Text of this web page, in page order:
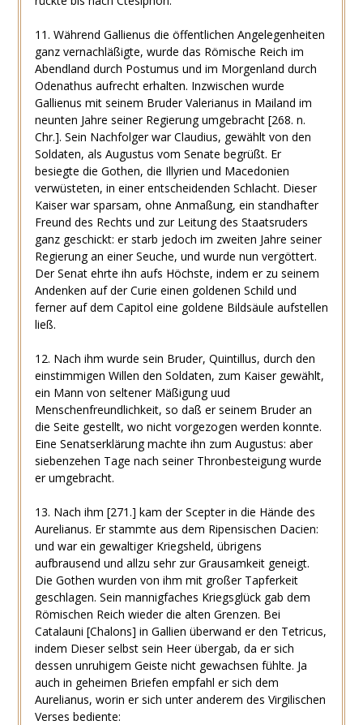
11. Während Gallienus die öffentlichen Angelegenheiten
ganz vernachläßigte, wurde das Römische Reich im
Abendland durch Postumus und im Morgenland durch
Odenathus aufrecht erhalten. Inzwischen wurde
Gallienus mit seinem Bruder Valerianus in Mailand im
neunten Jahre seiner Regierung umgebracht [268. n.
Chr.]. Sein Nachfolger war Claudius, gewählt von den
Soldaten, als Augustus vom Senate begrüßt. Er
besiegte die Gothen, die Illyrien und Macedonien
verwüsteten, in einer entscheidenden Schlacht. Dieser
Kaiser war sparsam, ohne Anmaßung, ein standhafter
Freund des Rechts und zur Leitung des Staatsruders
ganz geschickt: er starb jedoch im zweiten Jahre seiner
Regierung an einer Seuche, und wurde nun vergöttert.
Der Senat ehrte ihn aufs Höchste, indem er zu seinem
Andenken auf der Curie einen goldenen Schild und
ferner auf dem Capitol eine goldene Bildsäule aufstellen
ließ.
12. Nach ihm wurde sein Bruder, Quintillus, durch den
einstimmigen Willen den Soldaten, zum Kaiser gewählt,
ein Mann von seltener Mäßigung uud
Menschenfreundlichkeit, so daß er seinem Bruder an
die Seite gestellt, wo nicht vorgezogen werden konnte.
Eine Senatserklärung machte ihn zum Augustus: aber
siebenzehen Tage nach seiner Thronbesteigung wurde
er umgebracht.
13. Nach ihm [271.] kam der Scepter in die Hände des
Aurelianus. Er stammte aus dem Ripensischen Dacien:
und war ein gewaltiger Kriegsheld, übrigens
aufbrausend und allzu sehr zur Grausamkeit geneigt.
Die Gothen wurden von ihm mit großer Tapferkeit
geschlagen. Sein mannigfaches Kriegsglück gab dem
Römischen Reich wieder die alten Grenzen. Bei
Catalauni [Chalons] in Gallien überwand er den Tetricus,
indem Dieser selbst sein Heer übergab, da er sich
dessen unruhigem Geiste nicht gewachsen fühlte. Ja
auch in geheimen Briefen empfahl er sich dem
Aurelianus, worin er sich unter anderem des Virgilischen
Verses bediente: